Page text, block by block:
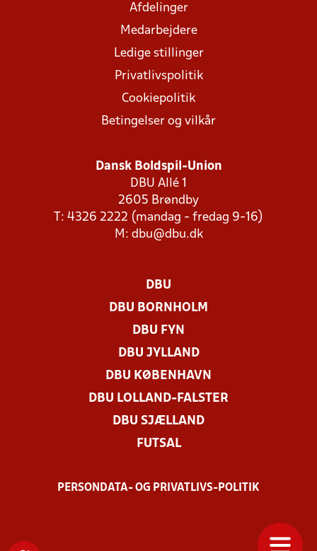
Afdelinger
Medarbejdere
Ledige stillinger
Privatlivspolitik
Cookiepolitik
Betingelser og vilkår
Dansk Boldspil-Union
DBU Allé 1
2605 Brøndby
T: 4326 2222 (mandag - fredag 9-16)
M: dbu@dbu.dk
DBU
DBU BORNHOLM
DBU FYN
DBU JYLLAND
DBU KØBENHAVN
DBU LOLLAND-FALSTER
DBU SJÆLLAND
FUTSAL
PERSONDATA- OG PRIVATLIVS-POLITIK